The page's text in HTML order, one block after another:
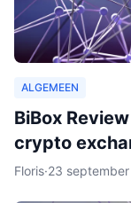
ALGEMEEN
BiBox
crypto
Floris·23